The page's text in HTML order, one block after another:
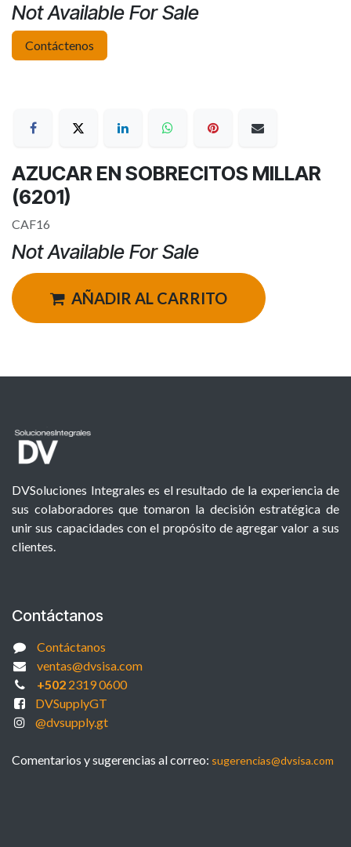
Not Available For Sale
Contáctenos
AZUCAR EN SOBRECITOS MILLAR
(6201)
CAF16
Not Available For Sale
AÑADIR AL CARRITO
DVSoluciones Integrales es el resultado de la experiencia de
sus colaboradores que tomaron la decisión estratégica de
unir sus capacidades con el propósito de agregar valor a sus
clientes.
Contáctanos
Contáctanos
ventas@dvsisa.com
+5022319 0600
DVSupplyGT
@dvsupply.gt
Comentarios y sugerencias al correo: sugerencias@dvsisa.com